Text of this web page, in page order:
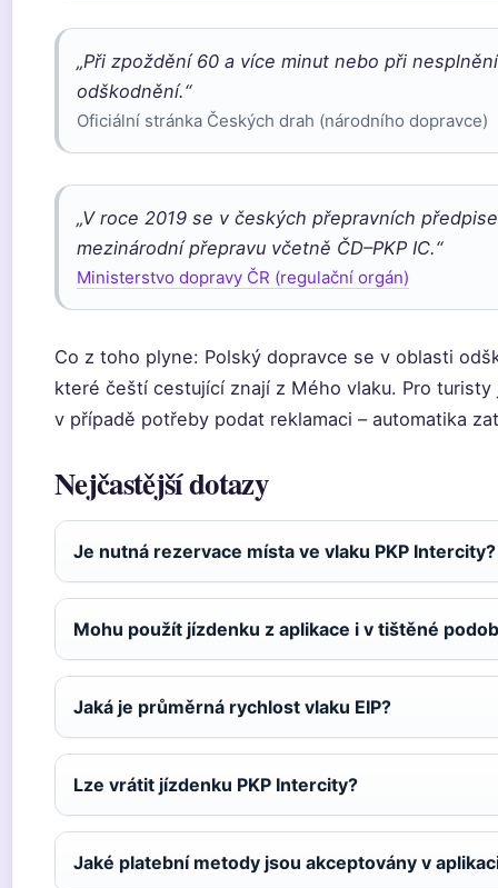
„Při zpoždění 60 a více minut nebo při
odškodnění.“
Oficiální stránka Českých drah (národního dopravce)
„V roce 2019 se v českých přepravních
mezinárodní přepravu včetně ČD–PKP IC.“
Ministerstvo dopravy ČR (regulační orgán)
Co z toho plyne: Polský dopravce se v oblasti
které čeští cestující znají z Mého vlaku. Pro
v případě potřeby podat reklamaci – automatika
Nejčastější dotazy
Je nutná rezervace místa ve vlaku PKP Intercity?
Mohu použít jízdenku z aplikace i v tištěné
Jaká je průměrná rychlost vlaku EIP?
Lze vrátit jízdenku PKP Intercity?
Jaké platební metody jsou akceptovány v